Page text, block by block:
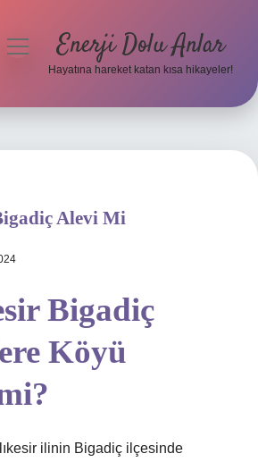
menüyüEnerji Dolu Anlar
Hayatına hareket katan kısa hikayeler!
Alevi Mi
Bigadiç
Köyü
ilinin Bigadiç ilçesinde